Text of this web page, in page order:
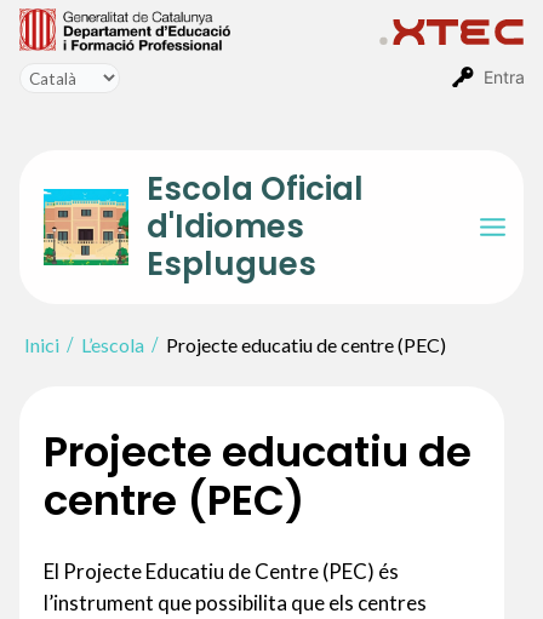
Entra
Vés
contingut
Escola Oficial
d'Idiomes
Esplugues
Inici L’escola Projecte educatiu de centre (PEC)
Projecte educatiu de
centre (PEC)
El Projecte Educatiu de Centre (PEC) és
l’instrument que possibilita que els centres